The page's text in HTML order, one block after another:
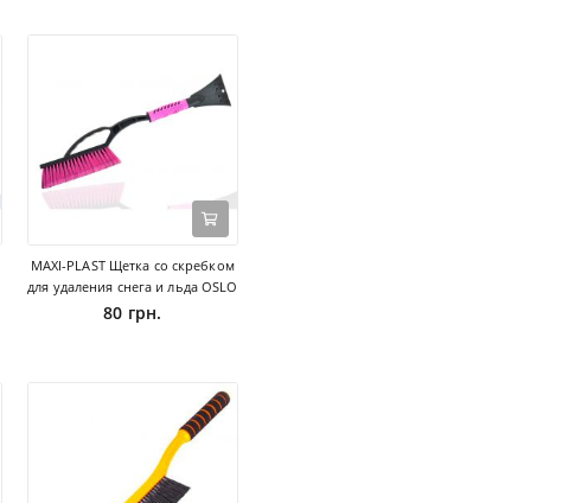
MAXI-PLAST Щетка со скребком
для удаления снега и льда OSLO
80 грн.